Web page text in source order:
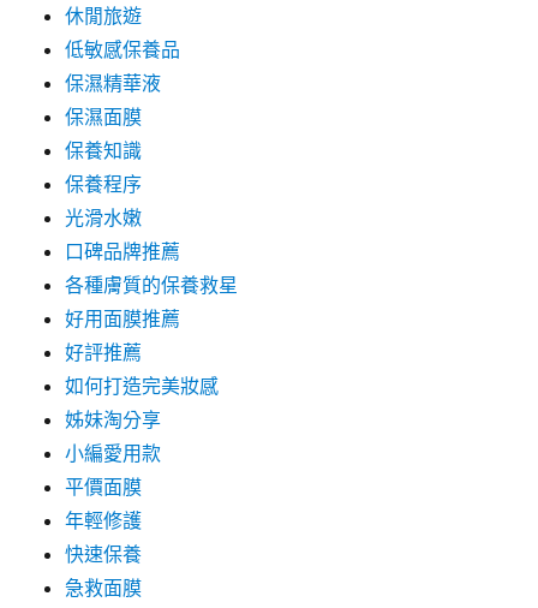
休閒旅遊
低敏感保養品
保濕精華液
保濕面膜
保養知識
保養程序
光滑水嫩
口碑品牌推薦
各種膚質的保養救星
好用面膜推薦
好評推薦
如何打造完美妝感
姊妹淘分享
小編愛用款
平價面膜
年輕修護
快速保養
急救面膜